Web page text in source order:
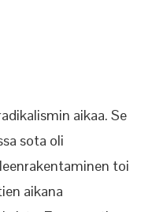
aikaa. Se
sota oli
toi
aikana